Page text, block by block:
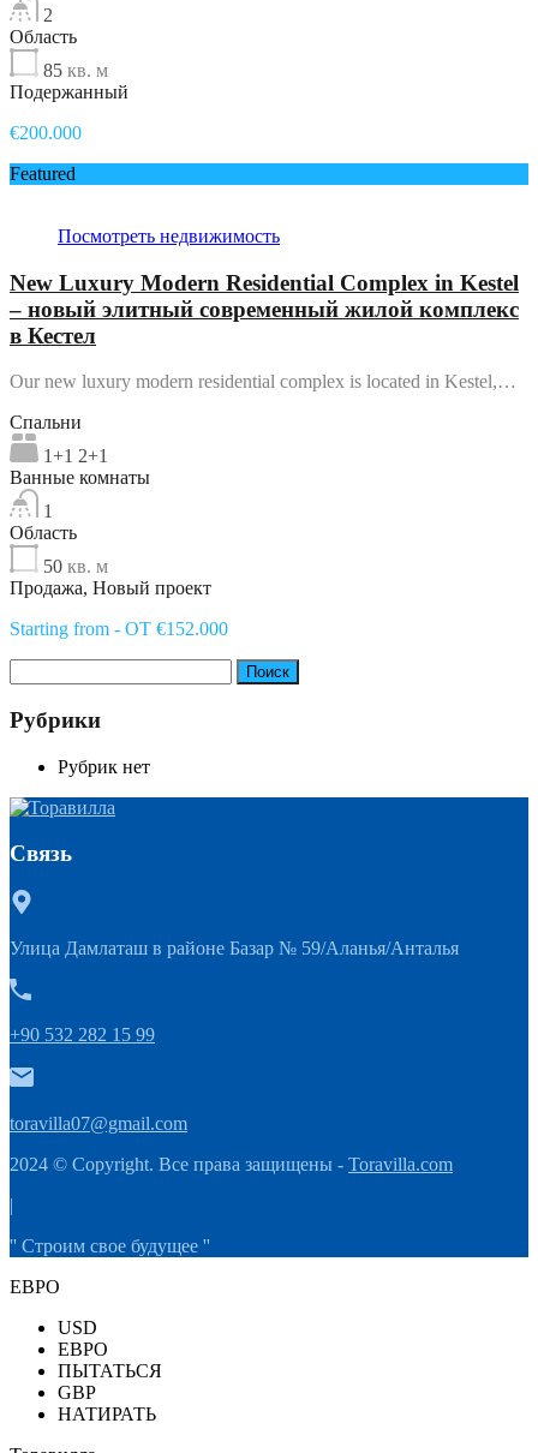
2
Область
85 кв. м
Подержанный
€200.000
Featured
Посмотреть недвижимость
New Luxury Modern Residential Complex in Kestel
– новый элитный современный жилой комплекс
в Кестел
Our new luxury modern residential complex is located in Kestel,…
Спальни
1+1 2+1
Ванные комнаты
1
Область
50 кв. м
Продажа, Новый проект
Starting from - OT €152.000
Рубрики
Рубрик нет
Связь
Улица Дамлаташ в районе Базар № 59/Аланья/Анталья
+90 532 282 15 99
toravilla07@gmail.com
2024 © Copyright. Все права защищены - Toravilla.com
|
'' Строим свое будущее ''
ЕВРО
USD
ЕВРО
ПЫТАТЬСЯ
GBP
НАТИРАТЬ